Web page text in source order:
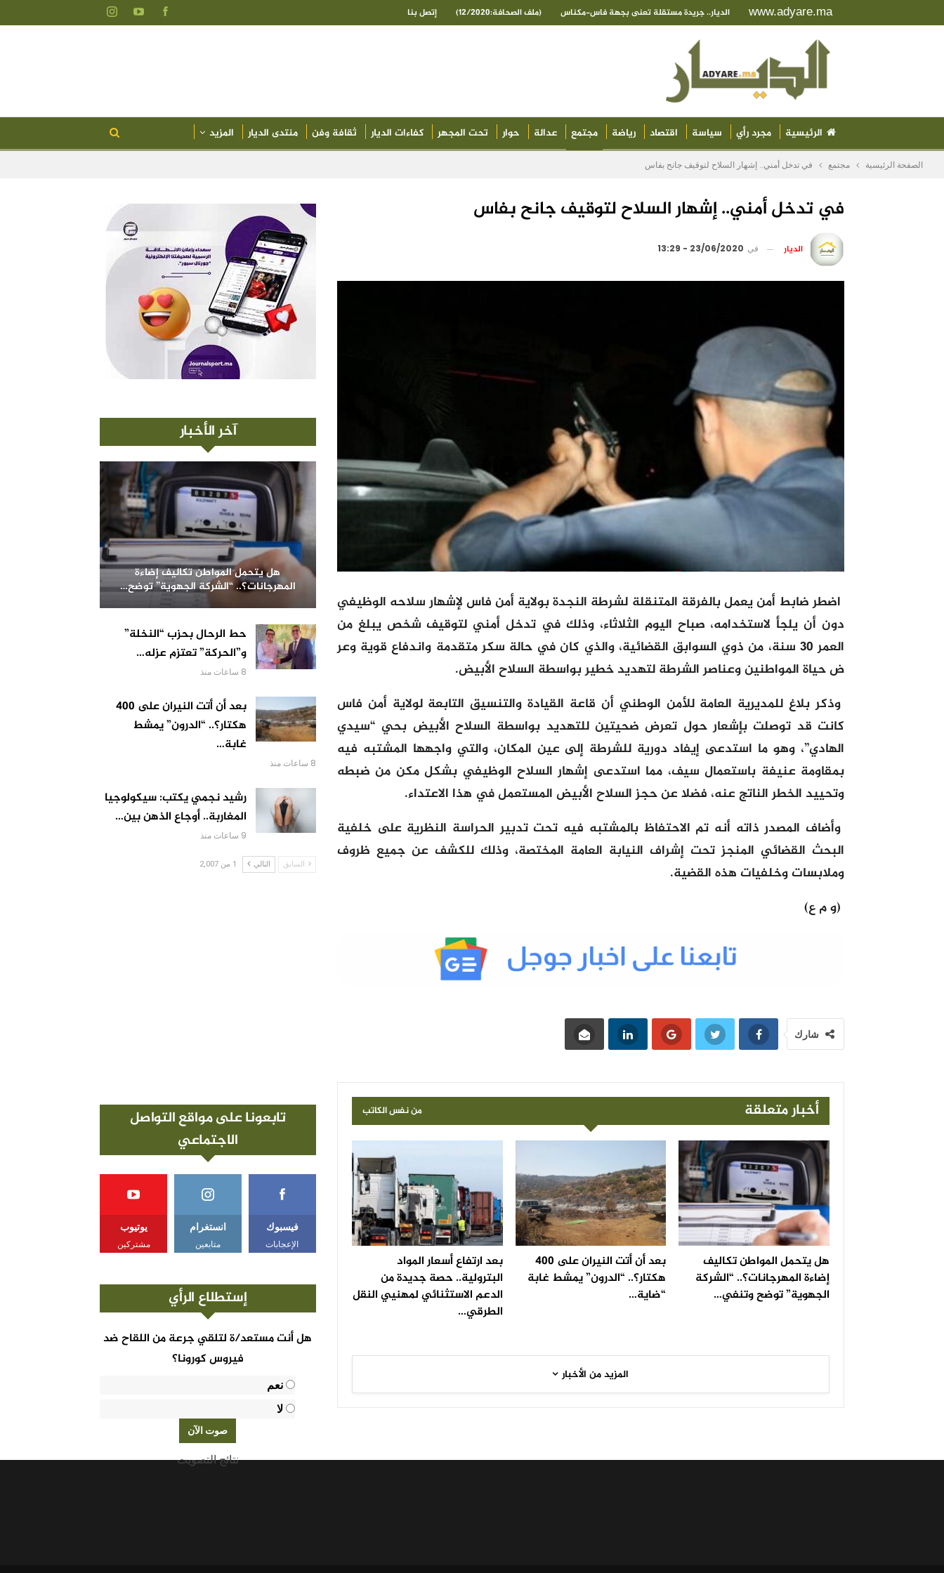
www.adyare.ma الديار.. جريدة مستقلة تعنى بجهة فاس-مكناس (ملف الصحافة:12/2020) إتصل بنا
الرئيسية مجرد رأي سياسة اقتصاد رياضة مجتمع عدالة حوار تحت المجهر كفاءات الديار ثقافة وفن منتدى الديار المزيد
الصفحة الرئيسية مجتمع في تدخل أمني.. إشهار السلاح لتوقيف جانح بفاس
في تدخل أمني.. إشهار السلاح لتوقيف جانح بفاس
الديار في 23/06/2020 - 13:29
اضطر ضابط أمن يعمل بالفرقة المتنقلة لشرطة النجدة بولاية أمن فاس لإشهار سلاحه الوظيفي
دون أن يلجأ لاستخدامه، صباح اليوم الثلاثاء، وذلك في تدخل أمني لتوقيف شخص يبلغ من
العمر 30 سنة، من ذوي السوابق القضائية، والذي كان في حالة سكر متقدمة واندفاع قوية وعر
ض حياة المواطنين وعناصر الشرطة لتهديد خطير بواسطة السلاح الأبيض.
وذكر بلاغ للمديرية العامة للأمن الوطني أن قاعة القيادة والتنسيق التابعة لولاية أمن فاس
كانت قد توصلت بإشعار حول تعرض ضحيتين للتهديد بواسطة السلاح الأبيض بحي “سيدي
الهادي”، وهو ما استدعى إيفاد دورية للشرطة إلى عين المكان، والتي واجهها المشتبه فيه
بمقاومة عنيفة باستعمال سيف، مما استدعى إشهار السلاح الوظيفي بشكل مكن من ضبطه
وتحييد الخطر الناتج عنه، فضلا عن حجز السلاح الأبيض المستعمل في هذا الاعتداء.
وأضاف المصدر ذاته أنه تم الاحتفاظ بالمشتبه فيه تحت تدبير الحراسة النظرية على خلفية
البحث القضائي المنجز تحت إشراف النيابة العامة المختصة، وذلك للكشف عن جميع ظروف
وملابسات وخلفيات هذه القضية.
(و م ع)
شارك
أخبار متعلقة من نفس الكاتب
هل يتحمل المواطن تكاليف
إضاءة المهرجانات؟.. “الشركة
الجهوية” توضح وتنفي…
بعد أن أتت النيران على 400
هكتار؟.. “الدرون” يمشط غابة
“ضاية…
بعد ارتفاع أسعار المواد
البترولية.. حصة جديدة من
الدعم الاستثنائي لمهنيي النقل
الطرقي…
المزيد من الأخبار
آخر الأخبار
هل يتحمل المواطن تكاليف إضاءة
المهرجانات؟.. “الشركة الجهوية” توضح…
حط الرحال بحزب “النخلة”
و”الحركة” تعتزم عزله…
8 ساعات منذ
بعد أن أتت النيران على 400
هكتار؟.. “الدرون” يمشط
غابة…
8 ساعات منذ
رشيد نجمي يكتب: سيكولوجيا
المغاربة.. أوجاع الذهن بين…
9 ساعات منذ
السابق التالي 1 من 2,007
تابعونا على مواقع التواصل
الاجتماعي
فيسبوك
الإعجابات
انستغرام
متابعين
يوتيوب
مشتركين
إستطلاع الرأي
هل أنت مستعد/ة لتلقي جرعة من اللقاح ضد
فيروس كورونا؟
نعم
لا
نتائج التصويت